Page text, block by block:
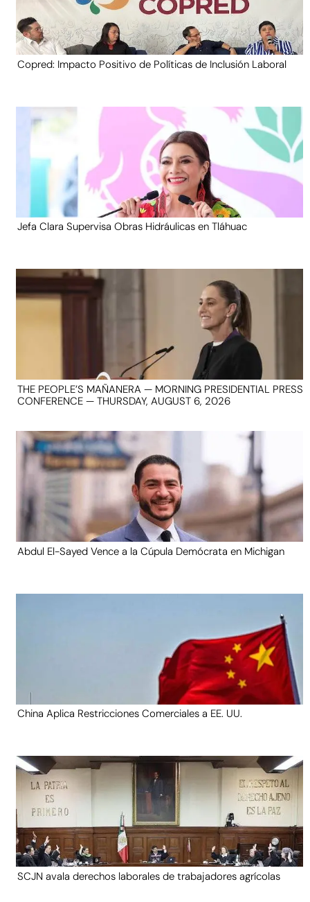
Copred: Impacto Positivo de Políticas de Inclusión Laboral
Jefa Clara Supervisa Obras Hidráulicas en Tláhuac
THE PEOPLE’S MAÑANERA — MORNING PRESIDENTIAL PRESS
CONFERENCE — THURSDAY, AUGUST 6, 2026
Abdul El-Sayed Vence a la Cúpula Demócrata en Michigan
China Aplica Restricciones Comerciales a EE. UU.
SCJN avala derechos laborales de trabajadores agrícolas